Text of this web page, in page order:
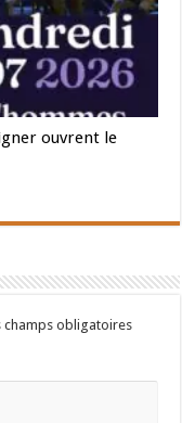
ouvrent le
champs obligatoires